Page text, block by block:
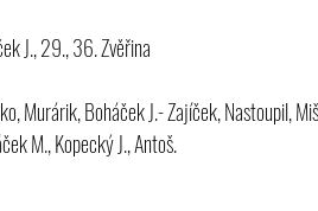
J., 29., 36. Zvěřina
Murárik, Boháček J.- Zajíček, Nastoupil,
M., Kopecký J., Antoš.